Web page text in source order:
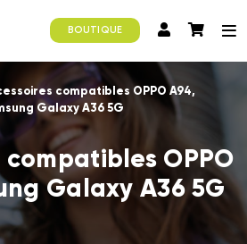
BOUTIQUE
compatibles OPPO A94,
Galaxy A36 5G
compatibles OPPO
Galaxy A36 5G